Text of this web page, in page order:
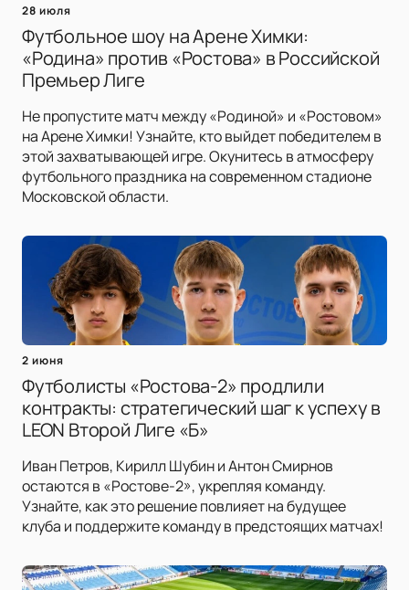
28 июля
Футбольное шоу на Арене Химки:
«Родина» против «Ростова» в Российской
Премьер Лиге
Не пропустите матч между «Родиной» и «Ростовом»
на Арене Химки! Узнайте, кто выйдет победителем в
этой захватывающей игре. Окунитесь в атмосферу
футбольного праздника на современном стадионе
Московской области.
2 июня
Футболисты «Ростова-2» продлили
контракты: стратегический шаг к успеху в
LEON Второй Лиге «Б»
Иван Петров, Кирилл Шубин и Антон Смирнов
остаются в «Ростове-2», укрепляя команду.
Узнайте, как это решение повлияет на будущее
клуба и поддержите команду в предстоящих матчах!